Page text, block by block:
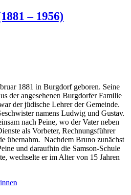
– 1956)
1881 in Burgdorf geboren. Seine
der angesehenen Burgdorfer Familie
der jüdische Lehrer der Gemeinde.
namens Ludwig und Gustav.
nach Peine, wo der Vater neben
als Vorbeter, Rechnungsführer
übernahm. Nachdem Bruno zunächst
und daraufhin die Samson-Schule
wechselte er im Alter von 15 Jahren